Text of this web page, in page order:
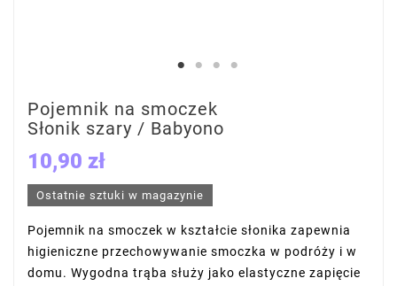
Pojemnik na smoczek
Słonik szary / Babyono
10,90 zł
Ostatnie sztuki w magazynie
Pojemnik na smoczek w kształcie słonika zapewnia
higieniczne przechowywanie smoczka w podróży i w
domu. Wygodna trąba służy jako elastyczne zapięcie